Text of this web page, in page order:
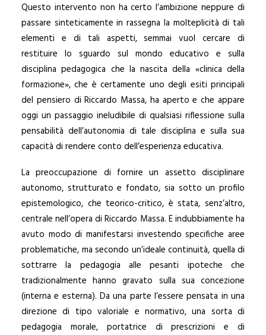
Questo intervento non ha certo l’ambizione neppure di
passare sinteticamente in rassegna la molteplicità di tali
elementi e di tali aspetti, semmai vuol cercare di
restituire lo sguardo sul mondo educativo e sulla
disciplina pedagogica che la nascita della «clinica della
formazione», che è certamente uno degli esiti principali
del pensiero di Riccardo Massa, ha aperto e che appare
oggi un passaggio ineludibile di qualsiasi riflessione sulla
pensabilità dell’autonomia di tale disciplina e sulla sua
capacità di rendere conto dell’esperienza educativa.
La preoccupazione di fornire un assetto disciplinare
autonomo, strutturato e fondato, sia sotto un profilo
epistemologico, che teorico-critico, è stata, senz’altro,
centrale nell’opera di Riccardo Massa. E indubbiamente ha
avuto modo di manifestarsi investendo specifiche aree
problematiche, ma secondo un’ideale continuità, quella di
sottrarre la pedagogia alle pesanti ipoteche che
tradizionalmente hanno gravato sulla sua concezione
(interna e esterna). Da una parte l’essere pensata in una
direzione di tipo valoriale e normativo, una sorta di
pedagogia morale, portatrice di prescrizioni e di